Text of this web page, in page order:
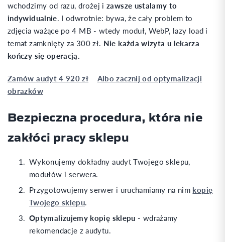
wchodzimy od razu, drożej izawsze ustalamy to
indywidualnie. I odwrotnie: bywa, że cały problem to
zdjęcia ważące po 4 MB - wtedy moduł, WebP, lazy load i
temat zamknięty za 300 zł. Nie każda wizyta u lekarza
kończy się operacją.
Zamów audyt 4 920 zł
Albo zacznij od optymalizacji
obrazków
Bezpieczna procedura, która nie
zakłóci pracy sklepu
Wykonujemy dokładny audyt Twojego sklepu,
modułów i serwera.
Przygotowujemy serwer i uruchamiamy na nim kopię
Twojego sklepu.
Optymalizujemy kopię sklepu - wdrażamy
rekomendacje z audytu.